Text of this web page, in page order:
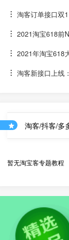
进情况和API调用说
淘客订单接口双
么区分是淘客双11
金的宝贝该如何计
2021淘宝618前
2021年淘宝618
淘客新接口上线
淘客/抖客/多
暂无淘宝客专题教程